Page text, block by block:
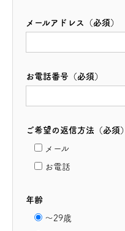
メールアドレス（必須）
お電話番号（必須）
ご希望の返信方法（必須）
メール
お電話
年齢
～29歳